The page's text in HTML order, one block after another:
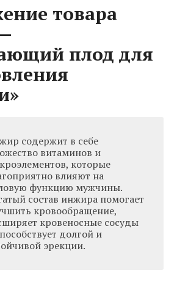
товара
плод для
содержит в себе
витаминов и
которые
влияют на
функцию мужчины.
состав инжира помогает
кровообращение,
кровеносные сосуды
долгой и
эрекции.